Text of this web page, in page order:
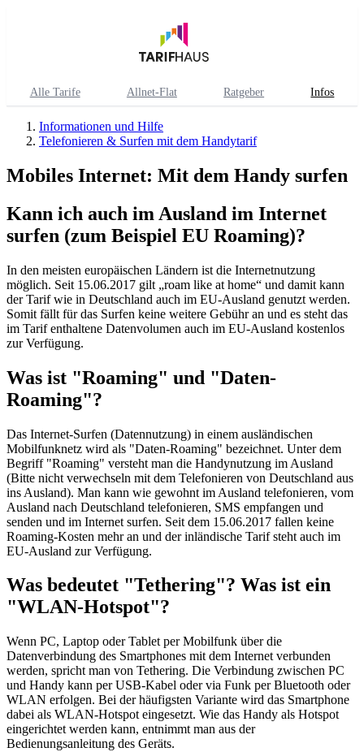
Alle Tarife Allnet-Flat Ratgeber Infos
Informationen und Hilfe
Telefonieren & Surfen mit dem Handytarif
Mobiles Internet: Mit dem Handy surfen
Kann ich auch im Ausland im Internet
surfen (zum Beispiel EU Roaming)?
In den meisten europäischen Ländern ist die Internetnutzung
möglich. Seit 15.06.2017 gilt „roam like at home“ und damit kann
der Tarif wie in Deutschland auch im EU-Ausland genutzt werden.
Somit fällt für das Surfen keine weitere Gebühr an und es steht das
im Tarif enthaltene Datenvolumen auch im EU-Ausland kostenlos
zur Verfügung.
Was ist "Roaming" und "Daten-
Roaming"?
Das Internet-Surfen (Datennutzung) in einem ausländischen
Mobilfunknetz wird als "Daten-Roaming" bezeichnet. Unter dem
Begriff "Roaming" versteht man die Handynutzung im Ausland
(Bitte nicht verwechseln mit dem Telefonieren von Deutschland aus
ins Ausland). Man kann wie gewohnt im Ausland telefonieren, vom
Ausland nach Deutschland telefonieren, SMS empfangen und
senden und im Internet surfen. Seit dem 15.06.2017 fallen keine
Roaming-Kosten mehr an und der inländische Tarif steht auch im
EU-Ausland zur Verfügung.
Was bedeutet "Tethering"? Was ist ein
"WLAN-Hotspot"?
Wenn PC, Laptop oder Tablet per Mobilfunk über die
Datenverbindung des Smartphones mit dem Internet verbunden
werden, spricht man von Tethering. Die Verbindung zwischen PC
und Handy kann per USB-Kabel oder via Funk per Bluetooth oder
WLAN erfolgen. Bei der häufigsten Variante wird das Smartphone
dabei als WLAN-Hotspot eingesetzt. Wie das Handy als Hotspot
eingerichtet werden kann, entnimmt man aus der
Bedienungsanleitung des Geräts.